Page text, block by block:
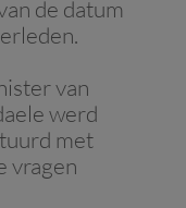
de datum
van
werd
met
vragen